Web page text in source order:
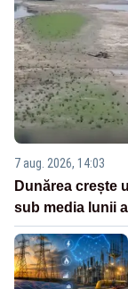
7 aug. 2026, 14:03
Dunărea crește
sub media lunii